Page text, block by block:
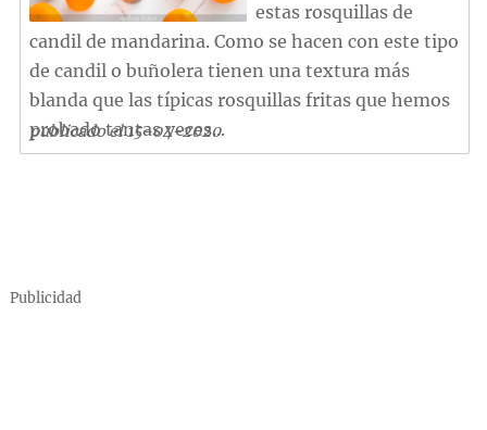
estas rosquillas de
candil de mandarina. Como se hacen con este tipo
de candil o buñolera tienen una textura más
blanda que las típicas rosquillas fritas que hemos
probado tantas veces...
publicado el 15-04-2020
Publicidad